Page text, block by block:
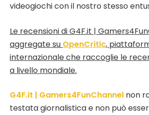
videogiochi con il nostro stesso
Le recensioni di G4F.it |
aggregate su OpenCritic,
internazionale che raccoglie le
a livello mondiale.
G4F.it | Gamers4FunChannel non
testata giornalistica e non può